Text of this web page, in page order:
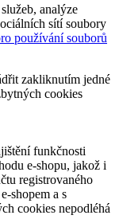
analýze
sítí soubory
používání souborů
zakliknutím jedné
cookies
funkčnosti
e-shopu, jakož i
registrovaného
shopem a s
cookies nepodléhá